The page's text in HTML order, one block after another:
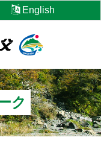
English
父
ク